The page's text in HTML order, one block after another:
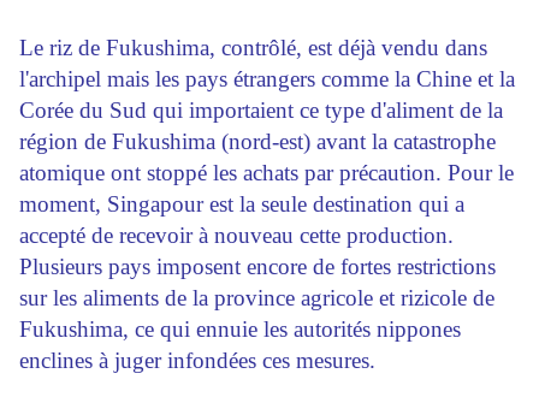
Le riz de Fukushima, contrôlé, est déjà vendu dans
l'archipel mais les pays étrangers comme la Chine et la
Corée du Sud qui importaient ce type d'aliment de la
région de Fukushima (nord-est) avant la catastrophe
atomique ont stoppé les achats par précaution. Pour le
moment, Singapour est la seule destination qui a
accepté de recevoir à nouveau cette production.
Plusieurs pays imposent encore de fortes restrictions
sur les aliments de la province agricole et rizicole de
Fukushima, ce qui ennuie les autorités nippones
enclines à juger infondées ces mesures.